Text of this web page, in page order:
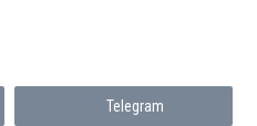
Telegram